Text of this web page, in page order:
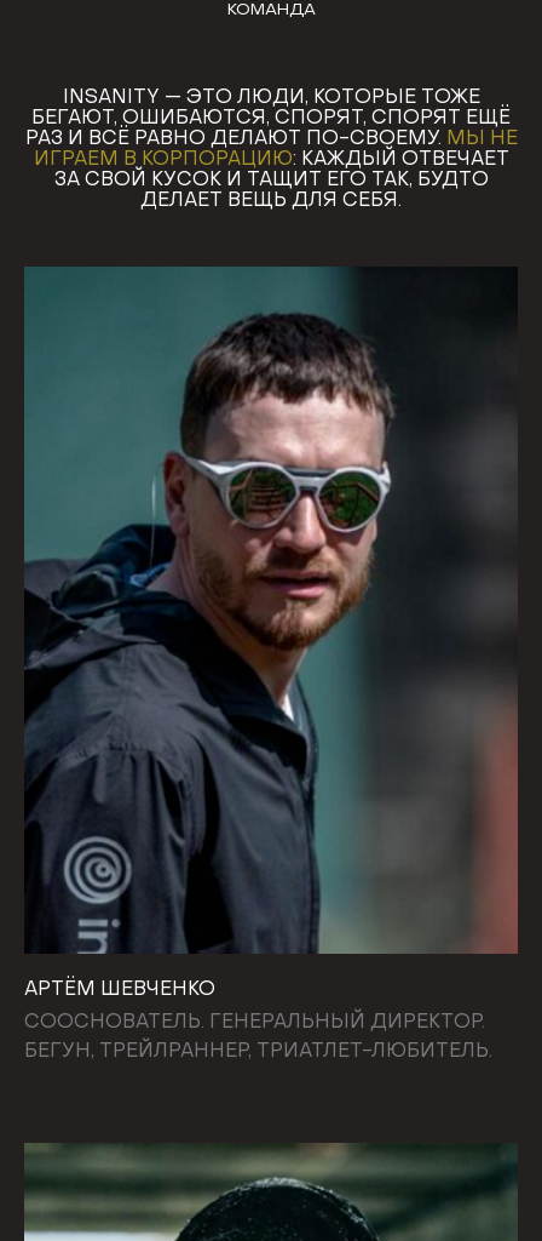
КОМАНДА
INSANITY — ЭТО ЛЮДИ, КОТОРЫЕ ТОЖЕ
БЕГАЮТ, ОШИБАЮТСЯ, СПОРЯТ, СПОРЯТ ЕЩЁ
РАЗ И ВСЁ РАВНО ДЕЛАЮТ ПО-СВОЕМУ. МЫ НЕ
ИГРАЕМ В КОРПОРАЦИЮ: КАЖДЫЙ ОТВЕЧАЕТ
ЗА СВОЙ КУСОК И ТАЩИТ ЕГО ТАК, БУДТО
ДЕЛАЕТ ВЕЩЬ ДЛЯ СЕБЯ.
АРТЁМ ШЕВЧЕНКО
СООСНОВАТЕЛЬ. ГЕНЕРАЛЬНЫЙ ДИРЕКТОР.
БЕГУН, ТРЕЙЛРАННЕР, ТРИАТЛЕТ-ЛЮБИТЕЛЬ.